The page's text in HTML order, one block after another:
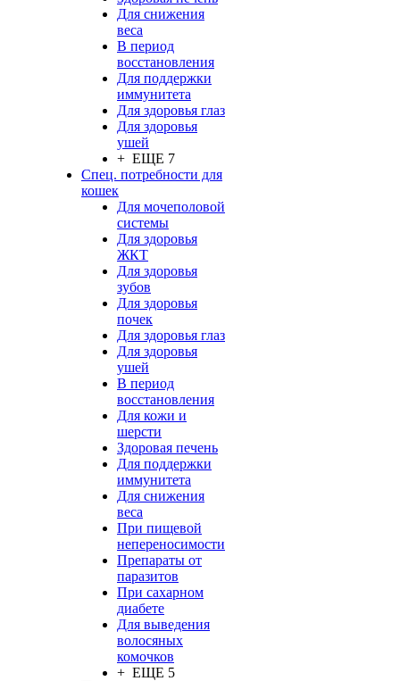
Для снижения
веса
В период
восстановления
Для поддержки
иммунитета
Для здоровья глаз
Для здоровья
ушей
+ ЕЩЕ 7
Спец. потребности для
кошек
Для мочеполовой
системы
Для здоровья
ЖКТ
Для здоровья
зубов
Для здоровья
почек
Для здоровья глаз
Для здоровья
ушей
В период
восстановления
Для кожи и
шерсти
Здоровая печень
Для поддержки
иммунитета
Для снижения
веса
При пищевой
непереносимости
Препараты от
паразитов
При сахарном
диабете
Для выведения
волосяных
комочков
+ ЕЩЕ 5